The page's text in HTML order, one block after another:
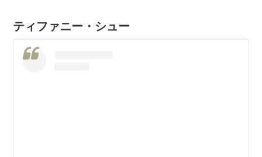
ティファニー・シュー